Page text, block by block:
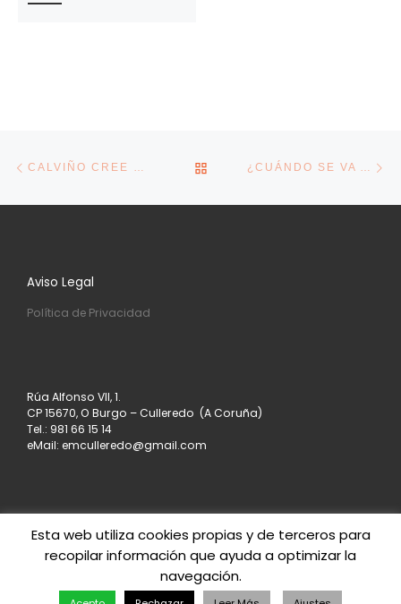
Navegación de la entrada
Entrada anterior
VOLVER A LA LISTA DE
Aviso Legal
Política de Privacidad
Rúa Alfonso VII, 1.
CP 15670, O Burgo – Culleredo (A Coruña)
Tel.: 981 66 15 14
eMail: emculleredo@gmail.com
© 2026Asociación de Empresarios de Culleredo
Todos los derechos reservados
Esta web utiliza cookies propias y de terceros para
recopilar información que ayuda a optimizar la
navegación.